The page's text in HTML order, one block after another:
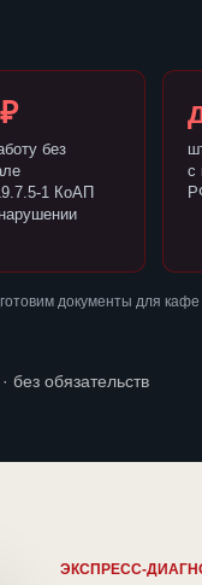
без
1 КоАП
с
документы для
без обязательств
ЭКСПРЕСС-